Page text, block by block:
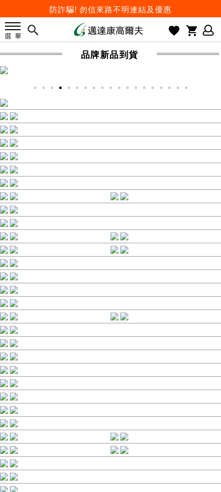
防詐騙! 勿信來路不明連結及優惠
歡迎體驗公益店Friends Screen模擬器
Golf Point 會員回饋積點
Happy Father's Day
7月份 門市免費試打日程 已公佈!
防詐騙! 勿信來路不明連結及優惠
Golf Point 會員回饋積點
消費滿 $2000 享免運
品牌新品到貨